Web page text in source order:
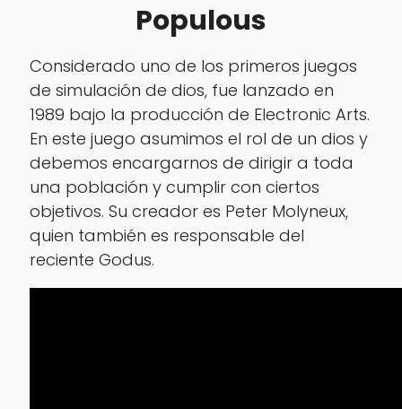
Populous
Considerado uno de los primeros juegos
de simulación de dios, fue lanzado en
1989 bajo la producción de Electronic Arts.
En este juego asumimos el rol de un dios y
debemos encargarnos de dirigir a toda
una población y cumplir con ciertos
objetivos. Su creador es Peter Molyneux,
quien también es responsable del
reciente Godus.